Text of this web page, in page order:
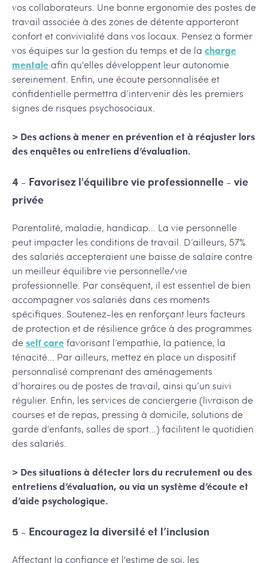
vos collaborateurs. Une bonne ergonomie des postes de
travail associée à des zones de détente apporteront
confort et convivialité dans vos locaux. Pensez à former
vos équipes sur la gestion du temps et de la charge
mentaleafin qu'elles développent leur autonomie
sereinement. Enfin, une écoute personnalisée et
confidentielle permettra d’intervenir dès les premiers
signes de risques psychosociaux.
> Des actions à mener en prévention et à réajuster lors
des enquêtes ou entretiens d’évaluation.
4 - Favorisez l'équilibre vie professionnelle - vie
privée
Parentalité, maladie, handicap… La vie personnelle
peut impacter les conditions de travail. D’ailleurs, 57%
des salariés accepteraient une baisse de salaire contre
un meilleur équilibre vie personnelle/vie
professionnelle. Par conséquent, il est essentiel de bien
accompagner vos salariés dans ces moments
spécifiques. Soutenez-les en renforçant leurs facteurs
de protection et de résilience grâce à des programmes
deself carefavorisant l’empathie, la patience, la
ténacité… Par ailleurs, mettez en place un dispositif
personnalisé comprenant des aménagements
d’horaires ou de postes de travail, ainsi qu’un suivi
régulier. Enfin, les services de conciergerie (livraison de
courses et de repas, pressing à domicile, solutions de
garde d'enfants, salles de sport…) facilitent le quotidien
des salariés.
> Des situations à détecter lors du recrutement ou des
entretiens d’évaluation, ou via un système d’écoute et
d’aide psychologique.
5 - Encouragez la diversité et l’inclusion
Affectant la confiance et l'estime de soi, les